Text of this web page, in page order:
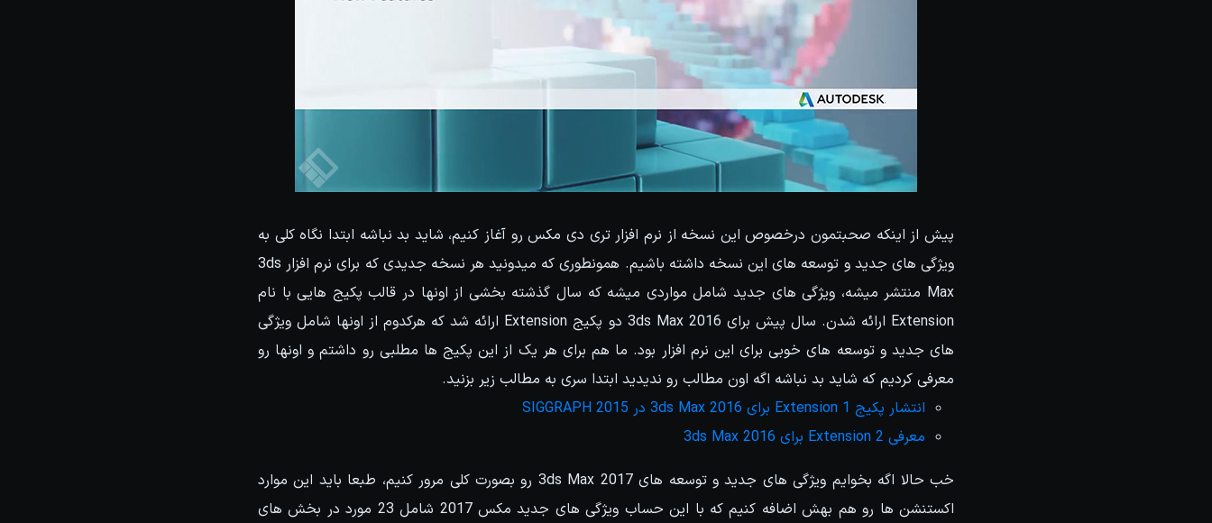
پیش از اینکه صحبتمون درخصوص این نسخه از نرم افزار تری دی مکس رو آغاز کنیم، شاید بد نباشه ابتدا نگاه کلی به
ویژگی های جدید و توسعه های این نسخه داشته باشیم. همونطوری که میدونید هر نسخه جدیدی که برای نرم افزار 3ds
Max منتشر میشه، ویژگی های جدید شامل مواردی میشه که سال گذشته بخشی از اونها در قالب پکیج هایی با نام
Extension ارائه شدن. سال پیش برای 3ds Max 2016 دو پکیج Extension ارائه شد که هرکدوم از اونها شامل ویژگی
های جدید و توسعه های خوبی برای این نرم افزار بود. ما هم برای هر یک از این پکیج ها مطلبی رو داشتم و اونها رو
معرفی کردیم که شاید بد نباشه اگه اون مطالب رو ندیدید ابتدا سری به مطالب زیر بزنید.
انتشار پکیج Extension 1 برای 3ds Max 2016 در SIGGRAPH 2015
معرفی Extension 2 برای 3ds Max 2016
خب حالا اگه بخوایم ویژگی های جدید و توسعه های 3ds Max 2017 رو بصورت کلی مرور کنیم، طبعا باید این موارد
اکستنشن ها رو هم بهش اضافه کنیم که با این حساب ویژگی های جدید مکس 2017 شامل 23 مورد در بخش های